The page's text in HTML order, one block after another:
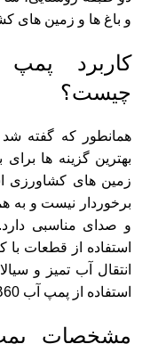
و باغ ها و زمین های
چیست؟
همانطور که گفته
بهترین گزینه ها
زمین های کشاورزی
برخوردار نیست و به
و صدای مناسبی
استفاده از قطعات
انتقال آب تمیز و
استفاده از پمپ آب SDB60 امکان پذیر می باشد.